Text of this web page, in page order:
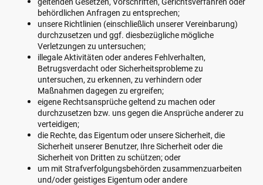
behördlichen Anfragen zu entsprechen;
unsere Richtlinien (einschließlich unserer Vereinbarung)
durchzusetzen und ggf. diesbezügliche mögliche
Verletzungen zu untersuchen;
illegale Aktivitäten oder anderes Fehlverhalten,
Betrugsverdacht oder Sicherheitsprobleme zu
untersuchen, zu erkennen, zu verhindern oder
Maßnahmen dagegen zu ergreifen;
eigene Rechtsansprüche geltend zu machen oder
durchzusetzen bzw. uns gegen die Ansprüche anderer zu
verteidigen;
die Rechte, das Eigentum oder unsere Sicherheit, die
Sicherheit unserer Benutzer, Ihre Sicherheit oder die
Sicherheit von Dritten zu schützen; oder
um mit Strafverfolgungsbehörden zusammenzuarbeiten
und/oder geistiges Eigentum oder andere